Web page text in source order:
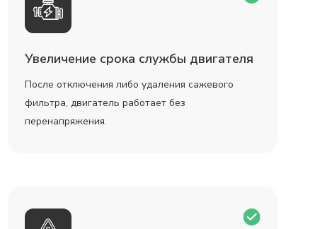
Увеличение срока службы двигателя
После отключения либо удаления сажевого
фильтра, двигатель работает без
перенапряжения.